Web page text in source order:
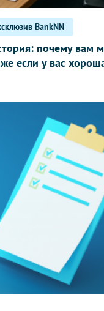
BankNN
почему вам
если у вас